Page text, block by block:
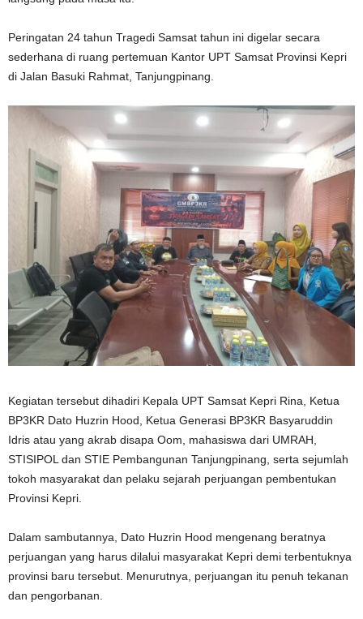
Peringatan 24 tahun Tragedi Samsat tahun ini digelar secara
sederhana di ruang pertemuan Kantor UPT Samsat Provinsi Kepri
di Jalan Basuki Rahmat, Tanjungpinang.
Kegiatan tersebut dihadiri Kepala UPT Samsat Kepri Rina, Ketua
BP3KR Dato Huzrin Hood, Ketua Generasi BP3KR Basyaruddin
Idris atau yang akrab disapa Oom, mahasiswa dari UMRAH,
STISIPOL dan STIE Pembangunan Tanjungpinang, serta sejumlah
tokoh masyarakat dan pelaku sejarah perjuangan pembentukan
Provinsi Kepri.
Dalam sambutannya, Dato Huzrin Hood mengenang beratnya
perjuangan yang harus dilalui masyarakat Kepri demi terbentuknya
provinsi baru tersebut. Menurutnya, perjuangan itu penuh tekanan
dan pengorbanan.